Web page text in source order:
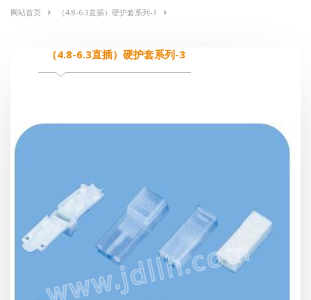
网站首页 （4.8-6.3直插）硬护套系列-3
（4.8-6.3直插）硬护套系列-3